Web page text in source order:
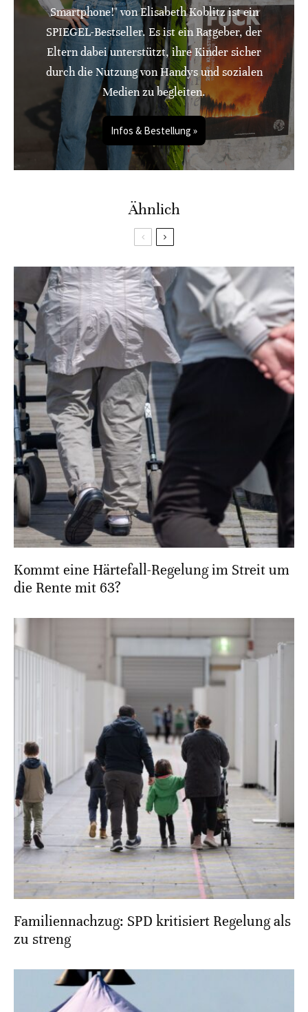
Smartphone!" von Elisabeth Koblitz ist ein
SPIEGEL-Bestseller. Es ist ein Ratgeber, der
Eltern dabei unterstützt, ihre Kinder sicher
durch die Nutzung von Handys und sozialen
Medien zu begleiten.
Infos & Bestellung »
Ähnlich
Kommt eine Härtefall-Regelung im Streit um
die Rente mit 63?
Familiennachzug: SPD kritisiert Regelung als
zu streng